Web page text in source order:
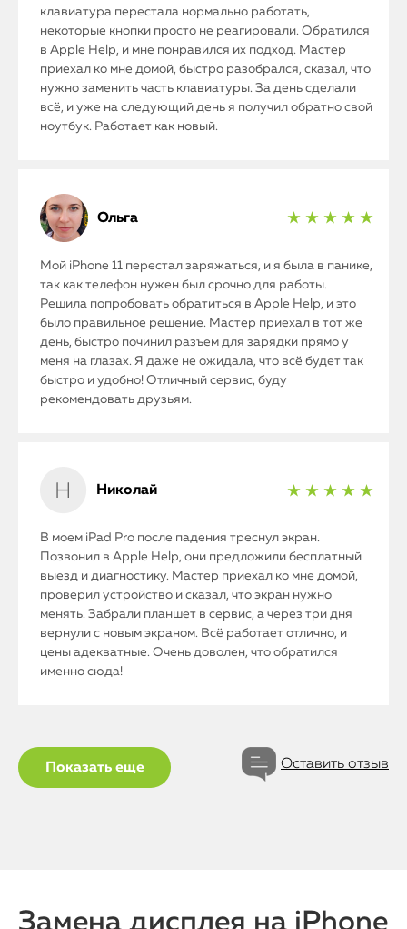
iPhone
клавиатура перестала нормально работать,
некоторые кнопки просто не реагировали. Обратился
в Apple Help, и мне понравился их подход. Мастер
приехал ко мне домой, быстро разобрался, сказал, что
нужно заменить часть клавиатуры. За день сделали
всё, и уже на следующий день я получил обратно свой
ноутбук. Работает как новый.
Ольга ★ ★ ★ ★ ★
Мой iPhone 11 перестал заряжаться, и я была в панике,
так как телефон нужен был срочно для работы.
Решила попробовать обратиться в Apple Help, и это
было правильное решение. Мастер приехал в тот же
день, быстро починил разъем для зарядки прямо у
меня на глазах. Я даже не ожидала, что всё будет так
быстро и удобно! Отличный сервис, буду
рекомендовать друзьям.
Николай ★ ★ ★ ★ ★
В моем iPad Pro после падения треснул экран.
Позвонил в Apple Help, они предложили бесплатный
выезд и диагностику. Мастер приехал ко мне домой,
проверил устройство и сказал, что экран нужно
менять. Забрали планшет в сервис, а через три дня
вернули с новым экраном. Всё работает отлично, и
цены адекватные. Очень доволен, что обратился
именно сюда!
Показать еще Оставить отзыв
Замена дисплея на iPhone